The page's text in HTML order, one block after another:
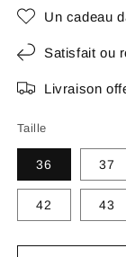
Un cadeau
Satisfait ou
Livraison
Taille
36 37
42 43